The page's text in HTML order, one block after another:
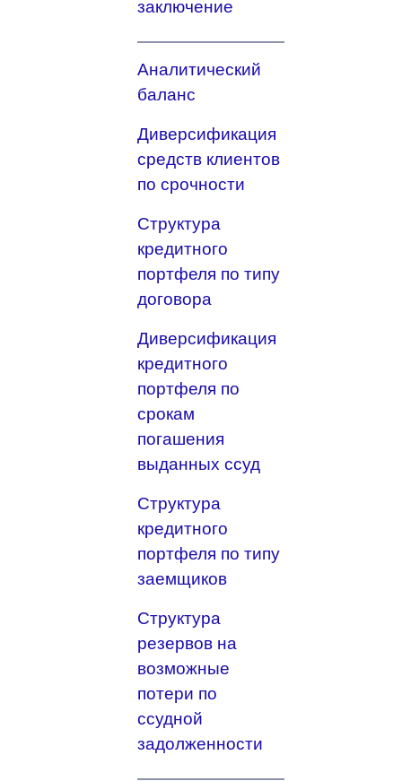
заключение
Аналитический
баланс
Диверсификация
средств клиентов
по срочности
Структура
кредитного
портфеля по типу
договора
Диверсификация
кредитного
портфеля по
срокам
погашения
выданных ссуд
Структура
кредитного
портфеля по типу
заемщиков
Структура
резервов на
возможные
потери по
ссудной
задолженности